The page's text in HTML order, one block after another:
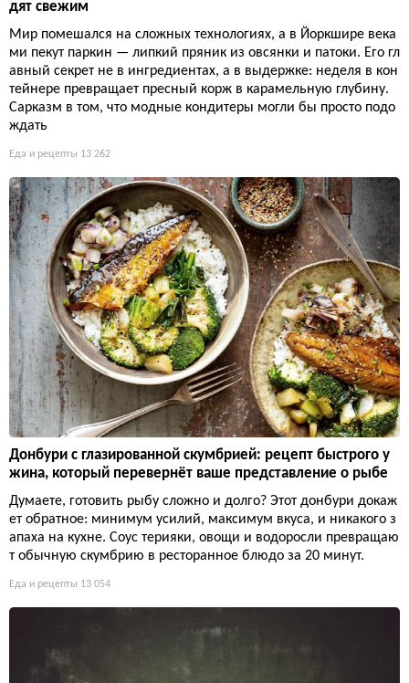
дят свежим
Мир помешался на сложных технологиях, а в Йоркшире века
ми пекут паркин — липкий пряник из овсянки и патоки. Его гл
авный секрет не в ингредиентах, а в выдержке: неделя в кон
тейнере превращает пресный корж в карамельную глубину.
Сарказм в том, что модные кондитеры могли бы просто подо
ждать
Еда и рецепты 13 262
Донбури с глазированной скумбрией: рецепт быстрого у
жина, который перевернёт ваше представление о рыбе
Думаете, готовить рыбу сложно и долго? Этот донбури докаж
ет обратное: минимум усилий, максимум вкуса, и никакого з
апаха на кухне. Соус терияки, овощи и водоросли превращаю
т обычную скумбрию в ресторанное блюдо за 20 минут.
Еда и рецепты 13 054